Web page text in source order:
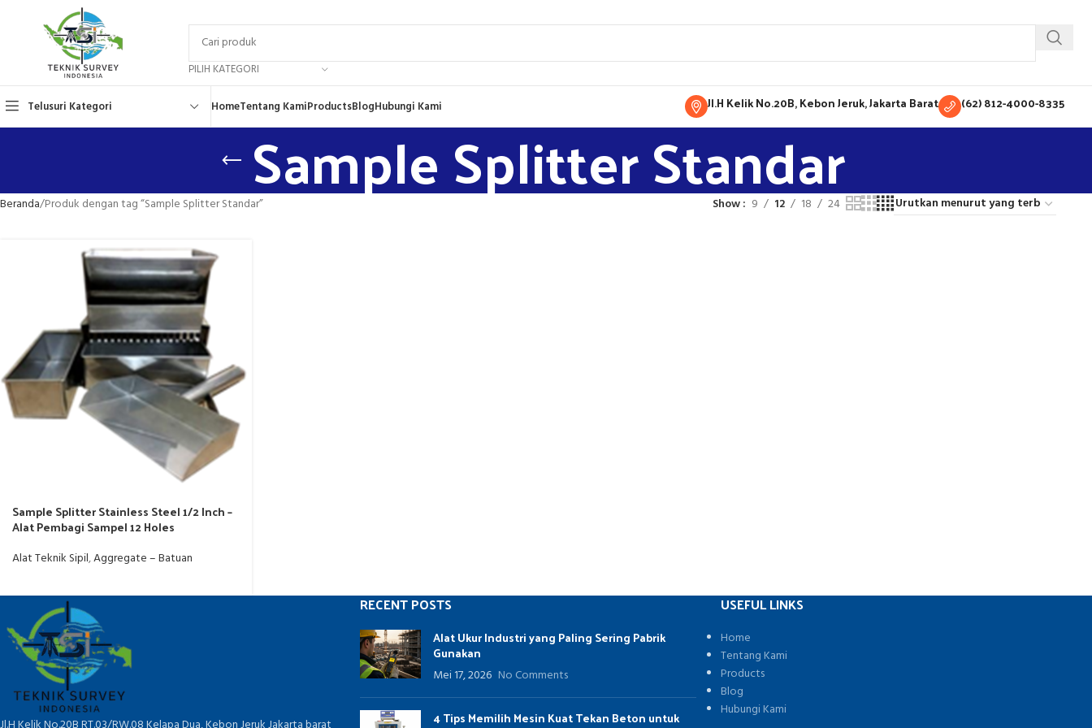
PILIH KATEGORI
Telusuri Kategori HomeTentang KamiProductsBlogHubungi Kami Jl.H Kelik No.20B, Kebon Jeruk, Jakarta Barat (62) 812-4000-8335
Sample Splitter Standar
Beranda Produk dengan tag “Sample Splitter Standar” Show 9 12 18 24
Sample Splitter Stainless Steel 1/2 Inch –
Alat Pembagi Sampel 12 Holes
Alat Teknik Sipil,Aggregate – Batuan
RECENT POSTS
Alat Ukur Industri yang Paling Sering Pabrik
Gunakan
Mei 17, 2026 No Comments
4 Tips Memilih Mesin Kuat Tekan Beton untuk
USEFUL LINKS
Home
Tentang Kami
Products
Blog
Hubungi Kami